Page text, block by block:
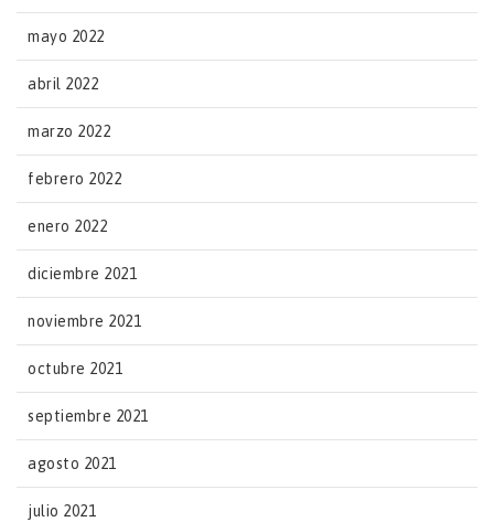
mayo 2022
abril 2022
marzo 2022
febrero 2022
enero 2022
diciembre 2021
noviembre 2021
octubre 2021
septiembre 2021
agosto 2021
julio 2021